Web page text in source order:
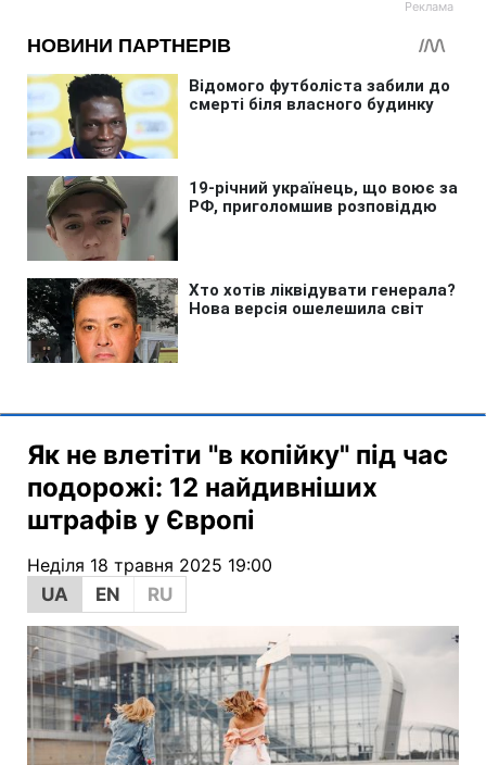
Як не влетіти "в копійку" під час
подорожі: 12 найдивніших
штрафів у Європі
Неділя 18 травня 2025 19:00
UA
EN RU